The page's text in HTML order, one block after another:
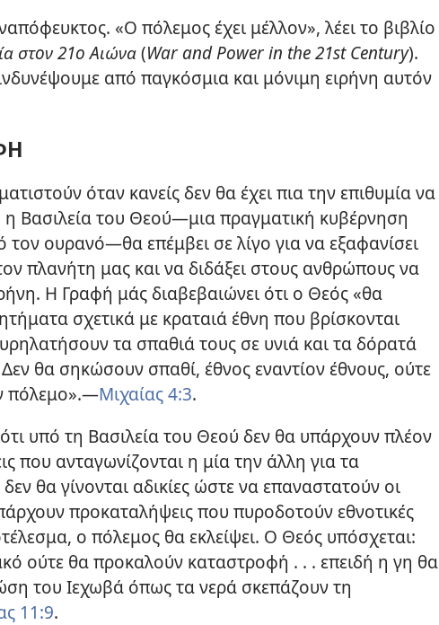
«Ο πόλεμος έχει μέλλον», λέει το βιβλίο
στον 21ο Αιώνα(War and Power in the 21st Century).
από παγκόσμια και μόνιμη ειρήνη αυτόν
όταν κανείς δεν θα έχει πια την επιθυμία να
η Βασιλεία του Θεού​—μια πραγματική κυβέρνηση
τον ουρανό—​θα επέμβει σε λίγο για να εξαφανίσει
πλανήτη μας και να διδάξει στους ανθρώπους να
Η Γραφή μάς διαβεβαιώνει ότι ο Θεός «θα
σχετικά με κραταιά έθνη που βρίσκονται
τα σπαθιά τους σε υνιά και τα δόρατά
θα σηκώσουν σπαθί, έθνος εναντίον έθνους, ούτε
πόλεμο».​—Μιχαίας 4:3.
υπό τη Βασιλεία του Θεού δεν θα υπάρχουν πλέον
που ανταγωνίζονται η μία την άλλη για τα
θα γίνονται αδικίες ώστε να επαναστατούν οι
προκαταλήψεις που πυροδοτούν εθνοτικές
ο πόλεμος θα εκλείψει. Ο Θεός υπόσχεται:
ούτε θα προκαλούν καταστροφή . . . επειδή η γη θα
του Ιεχωβά όπως τα νερά σκεπάζουν τη
11:9.